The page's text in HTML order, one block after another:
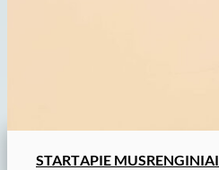
STARTAPIE MUSRENGINIAI